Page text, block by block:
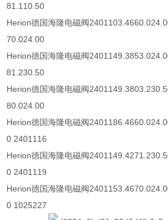
81.110.50
Herion德国海隆电磁阀
70.024.00
Herion德国海隆电磁阀
81.230.50
Herion德国海隆电磁阀
80.024.00
Herion德国海隆电磁阀
0 2401116
Herion德国海隆电磁阀
0 2401119
Herion德国海隆电磁阀
0 1025227